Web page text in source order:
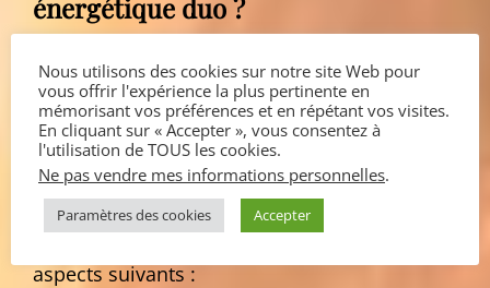
énergétique duo ?
Le soin énergétique permet d’équilibrer le
système énergétique du duo afin de lutter
contre des dysfonctionnements physiques
et/ou psychiques.
Il peut également contribuer à améliorer les
aspects suivants :
Nous utilisons des cookies sur notre site Web pour
vous offrir l'expérience la plus pertinente en
mémorisant vos préférences et en répétant vos visites.
En cliquant sur « Accepter », vous consentez à
l'utilisation de TOUS les cookies.
Ne pas vendre mes informations personnelles.
Paramètres des cookies Accepter